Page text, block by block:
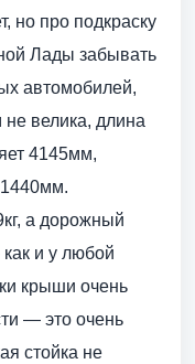
но про подкраску
Лады забывать
автомобилей,
велика, длина
4145мм,
а дорожный
и у любой
крыши очень
— это очень
стойка не